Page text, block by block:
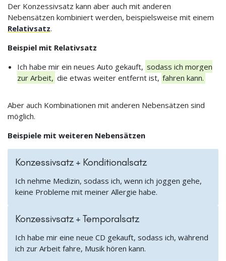
Der Konzessivsatz kann aber auch mit anderen
Nebensätzen kombiniert werden, beispielsweise mit einem
Relativsatz.
Beispiel mit Relativsatz
Ich habe mir ein neues Auto gekauft, sodass ich morgen
zur Arbeit, die etwas weiter entfernt ist, fahren kann.
Aber auch Kombinationen mit anderen Nebensätzen sind
möglich.
Beispiele mit weiteren Nebensätzen
Konzessivsatz + Konditionalsatz
Ich nehme Medizin, sodass ich, wenn ich joggen gehe,
keine Probleme mit meiner Allergie habe.
Konzessivsatz + Temporalsatz
Ich habe mir eine neue CD gekauft, sodass ich, während
ich zur Arbeit fahre, Musik hören kann.